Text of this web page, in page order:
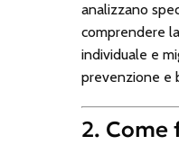
analizzano
comprendere
individuale e
prevenzione e
2. Come